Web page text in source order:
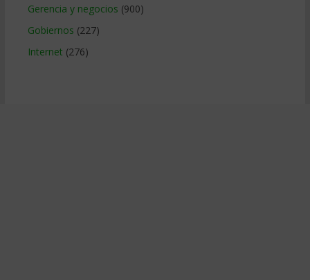
Gerencia y negocios (900)
Gobiernos (227)
Internet (276)